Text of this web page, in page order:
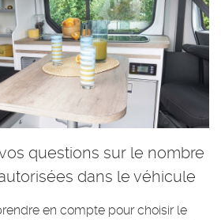
questions sur le nombre
dans le véhicule
en compte pour choisir le